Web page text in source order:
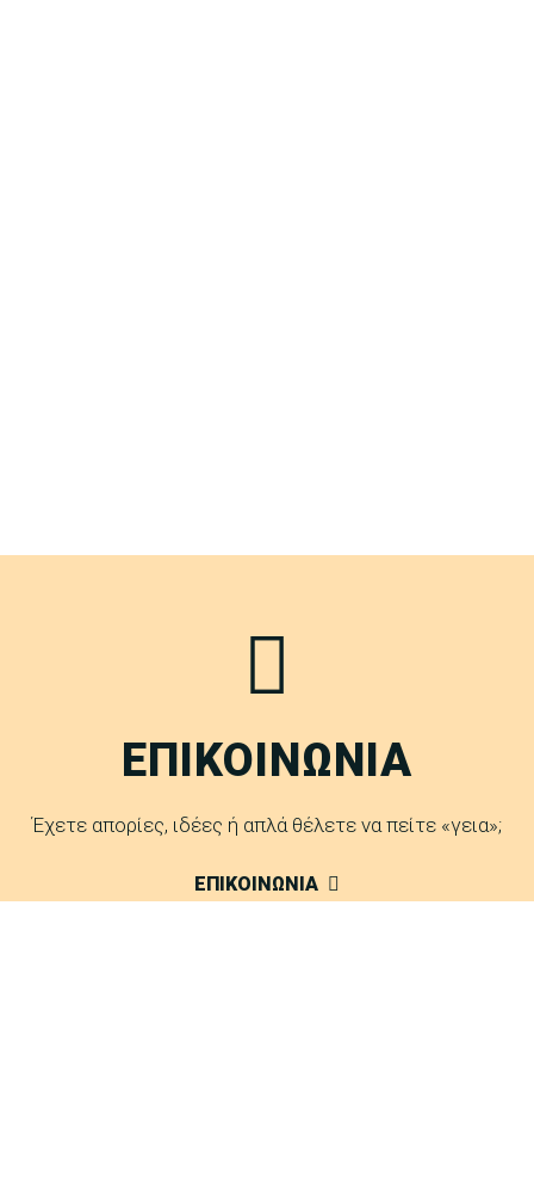
ΕΠΙΚΟΙΝΩΝΙΑ
Έχετε απορίες, ιδέες ή απλά θέλετε να πείτε «γεια»;
ΕΠΙΚΟΙΝΩΝΙΑ